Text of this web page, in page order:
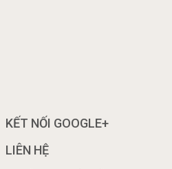
KẾT NỐI GOOGLE+
LIÊN HỆ